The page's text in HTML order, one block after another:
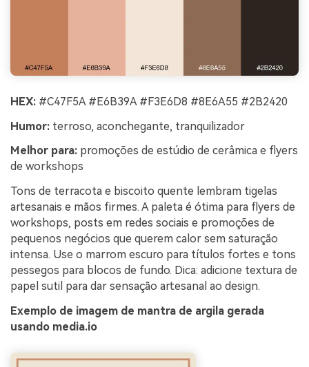
HEX: #C47F5A #E6B39A #F3E6D8 #8E6A55 #2B2420
Humor: terroso, aconchegante, tranquilizador
Melhor para: promoções de estúdio de cerâmica e flyers
de workshops
Tons de terracota e biscoito quente lembram tigelas
artesanais e mãos firmes. A paleta é ótima para flyers de
workshops, posts em redes sociais e promoções de
pequenos negócios que querem calor sem saturação
intensa. Use o marrom escuro para títulos fortes e tons
pessegos para blocos de fundo. Dica: adicione textura de
papel sutil para dar sensação artesanal ao design.
Exemplo de imagem de mantra de argila gerada
usando media.io